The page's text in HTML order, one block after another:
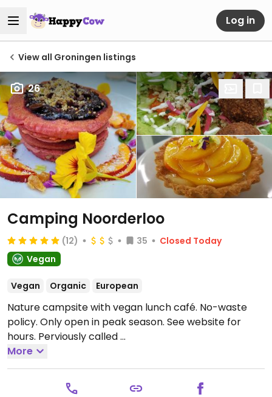
Log in
View all Groningen listings
26
Camping Noorderloo
(12) 35
Closed Today
Vegan
Vegan Organic European
Nature campsite with vegan lunch café. No-waste
policy. Only open in peak season. See website for
hours. Perviously called
Summer Lunchroom Noorderloo.
19:00.Hours change seasonally.
More